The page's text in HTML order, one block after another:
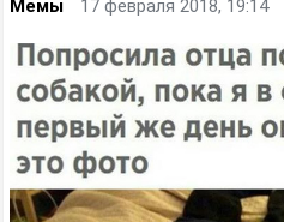
Мемы 17 февраля 2018, 19:14